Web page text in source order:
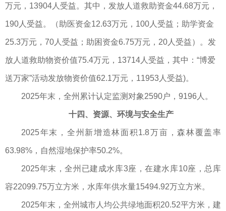
万元，13904人受益。其中，发放人道救助资金44.68万元，
190人受益。（助医资金12.63万元，100人受益；助学资金
25.3万元，70人受益；助困资金6.75万元，20人受益）。发
放人道救助物资价值75.4万元，13714人受益，其中：“博爱
送万家”活动发放物资价值62.1万元，11953人受益)。
2025年末，全州累计认定监测对象2590户，9196人。
十四、资源、环境与安全生产
2025年末，全州新增造林面积1.8万亩，森林覆盖率
63.98%，自然湿地保护率50.2%。
2025年末，全州已建成水库3座，在建水库10座，总库
容22099.75万立方米，水库年供水量15494.92万立方米。
2025年末，全州城市人均公共绿地面积20.52平方米，建